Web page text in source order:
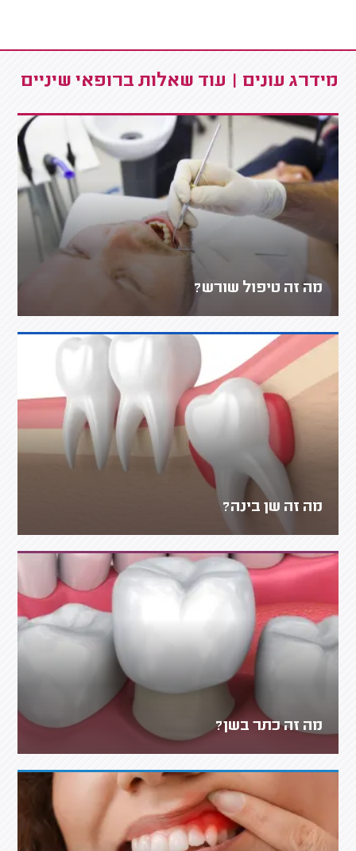
מידרג עונים | עוד שאלות ברופאי שיניים
מה זה טיפול שורש?
מה זה שן בינה?
מה זה כתר בשן?